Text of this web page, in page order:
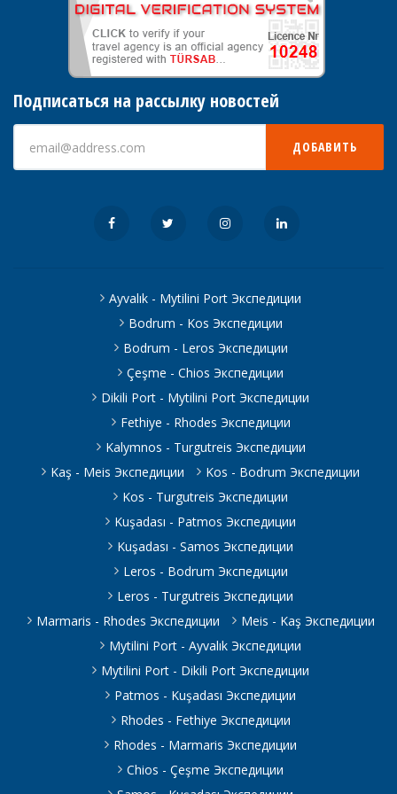
Подписаться на рассылку новостей
ДОБАВИТЬ
Ayvalık - Mytilini Port Экспедиции
Bodrum - Kos Экспедиции
Bodrum - Leros Экспедиции
Çeşme - Chios Экспедиции
Dikili Port - Mytilini Port Экспедиции
Fethiye - Rhodes Экспедиции
Kalymnos - Turgutreis Экспедиции
Kaş - Meis Экспедиции
Kos - Bodrum Экспедиции
Kos - Turgutreis Экспедиции
Kuşadası - Patmos Экспедиции
Kuşadası - Samos Экспедиции
Leros - Bodrum Экспедиции
Leros - Turgutreis Экспедиции
Marmaris - Rhodes Экспедиции
Meis - Kaş Экспедиции
Mytilini Port - Ayvalık Экспедиции
Mytilini Port - Dikili Port Экспедиции
Patmos - Kuşadası Экспедиции
Rhodes - Fethiye Экспедиции
Rhodes - Marmaris Экспедиции
Chios - Çeşme Экспедиции